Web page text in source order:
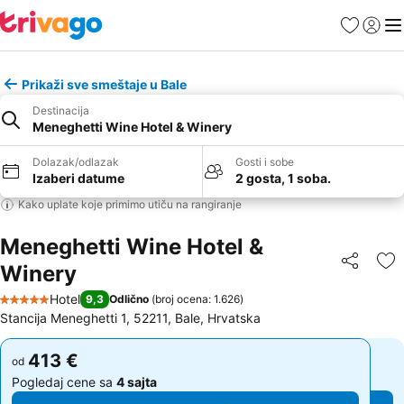
FavoritiPrijavi
Prikaži sve smeštaje u Bale
Destinacija
Meneghetti Wine Hotel & Winery
Dolazak/odlazak
Izaberi datume
Gosti i sobe
2 gosta, 1 soba.
Kako uplate koje primimo utiču na rangiranje
Meneghetti Wine Hotel &
Winery
Deli
5 Zvezdice
Hotel 9,3 Odlično (broj ocena: 1.626)
Stancija Meneghetti 1, 52211, Bale, Hrvatska
od 413 €
Pogledaj cene sa 4 sajta
od 413 €
Pogledaj cene sa 4 sajta